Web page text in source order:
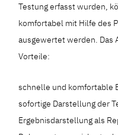
Testung erfasst wurden,
komfortabel mit Hilfe des
ausgewertet werden. Das
Vorteile:
schnelle und komfortable
sofortige Darstellung der
Ergebnisdarstellung als